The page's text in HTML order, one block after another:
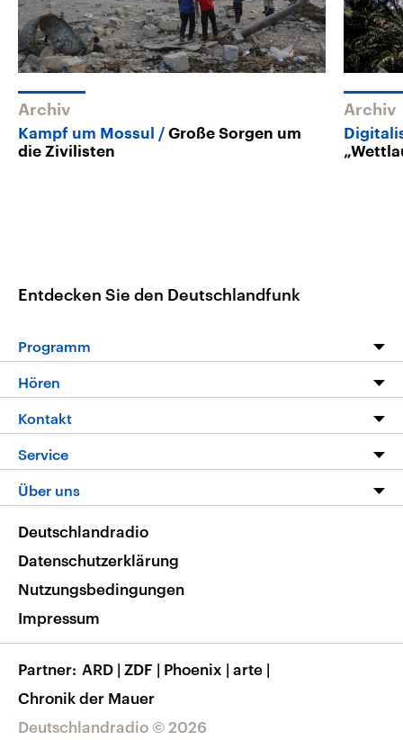
Archiv
Kampf um Mossul
Große Sorgen um
die Zivilisten
Archiv
Entdecken Sie den Deutschlandfunk
Programm
Programm
Die Nachrichten
Nachrichtenleicht
Neue Beiträge auf dlf.de
Hören
Livestream
Podcasts
Deutschlandfunk App
Nachrichten App
Frequenzen
Kontakt
Hörerservice
Service
FAQ
Veranstaltungen
Musikliste
RSS
Über uns
Barrierefreiheit
Deutschlandradio © 2026
Deutschlandradio
Datenschutzerklärung
Nutzungsbedingungen
Impressum
Partner ARD | ZDF | Phoenix | arte |
Chronik der Mauer